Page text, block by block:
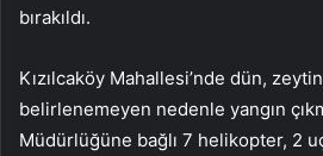
bırakıldı.
Kızılcaköy Mahallesi’nde dün,
belirlenemeyen nedenle yangın
Müdürlüğüne bağlı 7 helikopter, 2